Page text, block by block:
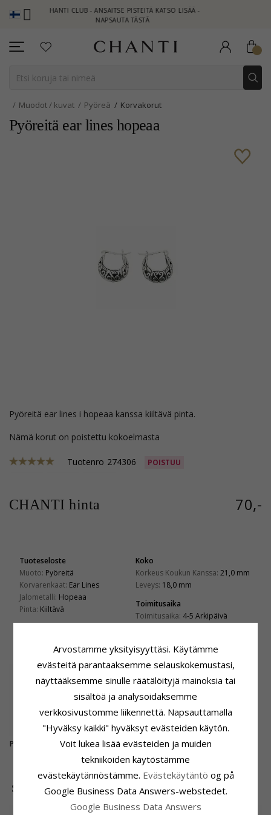
CHANTI CLUB - ANSAITSE PISTEITÄ KATSO LISÄÄ -
NAPSAUTA TÄSTÄ
Muodot / kuvat Pyöreä Korvakorut
Pyöreitä ear lines hopeaa
pyöreitä ear lines i hopeaa kanssa kiiltävä pinta.
Nämä korut on poistettu kokoelmasta
Tuotenro 274306 POISTUU
CHANTI hinta 70,-
Tuoteseloste
Muoto: Pyöreitä
Korvarenkaat: Ear Lines
Jalometalli: Hopeaa
Pinta: Kiiltävä
Koko
Korkeus Koukun Kanssa: 21,0 mm
Leveys: 18,0 mm
Toimitusaika
Toimitusaika: 4-5 Arkipäivä
ASIAKKAAT OSTAVAT MYÖS
Perhonen 14 karaatin
SUOSITUIMMAT TUOTTEET LUOKASSA
Arvostamme yksityisyyttäsi. Käytämme
evästeitä parantaaksemme selauskokemustasi,
näyttääksemme sinulle räätälöityjä mainoksia tai
sisältöä ja analysoidaksemme
verkkosivustomme liikennettä. Napsauttamalla
"Hyväksy kaikki" hyväksyt evästeiden käytön.
Voit lukea lisää evästeiden ja muiden
tekniikoiden käytöstämme
evästekäytännöstämme. Evästekäytäntö og på
Google Business Data Answers-webstedet.
Google Business Data Answers